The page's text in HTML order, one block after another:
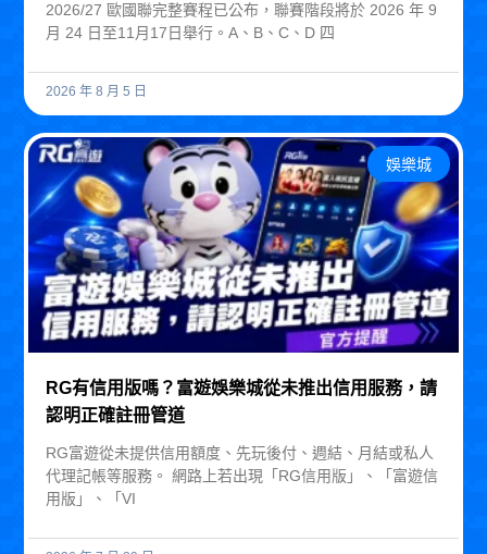
2026/27 歐國聯完整賽程已公布，聯賽階段將於 2026 年 9
月 24 日至11月17日舉行。A、B、C、D 四
2026 年 8 月 5 日
娛樂城
RG有信用版嗎？富遊娛樂城從未推出信用服務，請
認明正確註冊管道
RG富遊從未提供信用額度、先玩後付、週結、月結或私人
代理記帳等服務。 網路上若出現「RG信用版」、「富遊信
用版」、「VI